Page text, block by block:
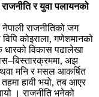
र युवा पलायनको
राजनीतिको जग
कोइराला, गणेशमानको
धारको विकास पढालेखा
अझ
मनि र मसल आकर्षित
तहमा हावी भयो, तब आएर
। राजनीति भनेको